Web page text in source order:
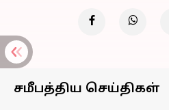
சமீபத்திய செய்திகள்